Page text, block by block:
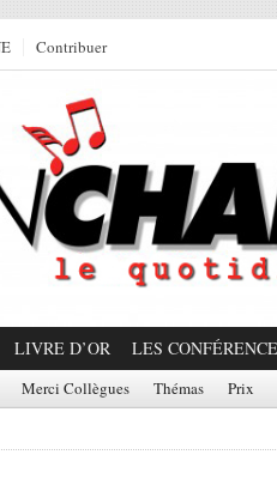
Contribuer
LIVRE D’OR LES
Merci Collègues Thémas Prix